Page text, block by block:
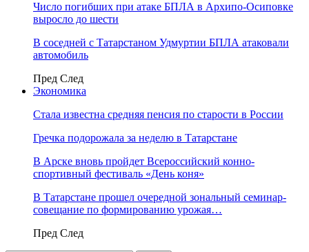
Число погибших при атаке БПЛА в Архипо-Осиповке
выросло до шести
В соседней с Татарстаном Удмуртии БПЛА атаковали
автомобиль
Пред След
Экономика
Стала известна средняя пенсия по старости в России
Гречка подорожала за неделю в Татарстане
В Арске вновь пройдет Всероссийский конно-
спортивный фестиваль «День коня»
В Татарстане прошел очередной зональный семинар-
совещание по формированию урожая…
Пред След